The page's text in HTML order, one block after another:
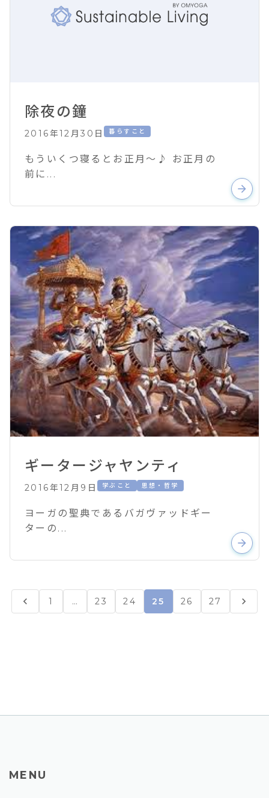
除夜の鐘
2016年12月30日 暮らすこと
もういくつ寝るとお正月～♪ お正月の
前に...
arrow_forward
ギータージャヤンティ
2016年12月9日 学ぶこと 思想・哲学
ヨーガの聖典であるバガヴァッドギー
ターの...
arrow_forward
chevron_left 1 … 23 24 25 26 27 chevron_right
MENU